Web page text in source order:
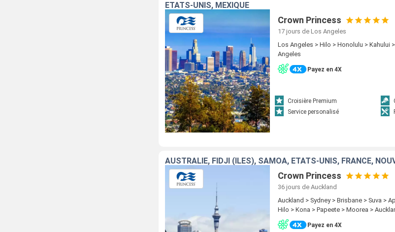
ÉTATS-UNIS, MEXIQUE
Crown Princess
17 jours de Los Angeles
Los Angeles > Hilo > Honolulu > Kahului
Angeles
Payez en 4X
Croisière Premium
Service personalisé
AUSTRALIE, FIDJI (ÎLES), SAMOA, ÉTATS-UNIS, FRANCE,
Crown Princess
36 jours de Auckland
Auckland > Sydney > Brisbane > Suva >
Hilo > Kona > Papeete > Moorea >
Payez en 4X